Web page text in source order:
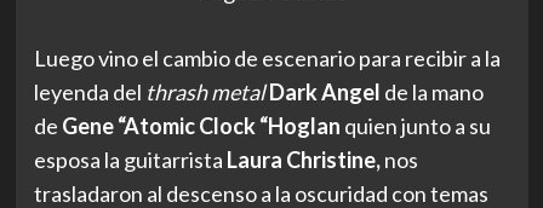
Luego vino el cambio de escenario para recibir a la
leyenda del thrash metal Dark Angel de la mano
de Gene “Atomic Clock “Hoglan quienjunto a su
esposa la guitarrista Laura Christine,nos
trasladaron al descenso a la oscuridad con temas